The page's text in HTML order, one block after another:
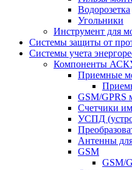
Водорозетка
Угольники
Инструмент для
Системы защиты от
Системы учета
Компоненты
Приемные
GSM/GPRS
Счетчики
УСПД
Антенны
GSM
GSM/